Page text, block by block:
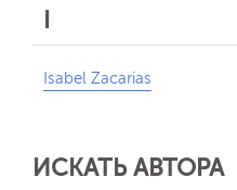
Isabel Zacarias
ИСКАТЬ АВТОРА